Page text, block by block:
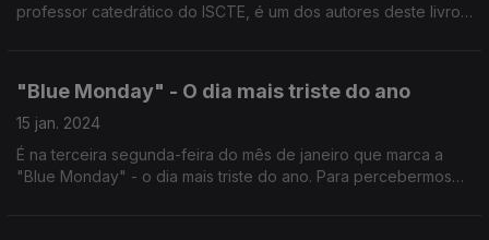
professor catedrático do ISCTE, é um dos autores deste livro
"Blue Monday" - O dia mais triste do ano
15 jan. 2024
É na terceira segunda-feira do mês de janeiro que marca a
"Blue Monday" - o dia mais triste do ano. Para percebermos